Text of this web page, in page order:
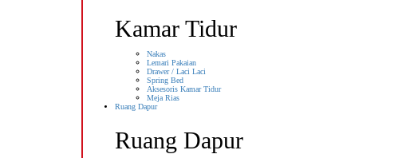
Kamar Tidur
Nakas
Lemari Pakaian
Drawer / Laci Laci
Spring Bed
Aksesoris Kamar Tidur
Meja Rias
Ruang Dapur
Ruang Dapur